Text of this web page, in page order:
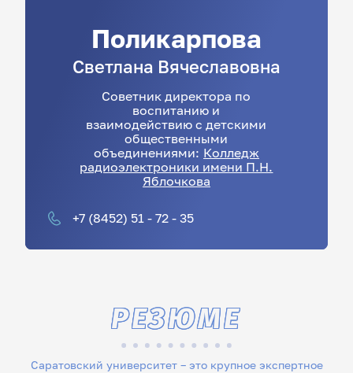
Поликарпова
Светлана Вячеславовна
Советник директора по
воспитанию и
взаимодействию с детскими
общественными
объединениями: Колледж
радиоэлектроники имени П.Н.
Яблочкова
+7 (8452) 51 - 72 - 35
Саратовский университет – это крупное экспертное
РЕЗЮМЕ